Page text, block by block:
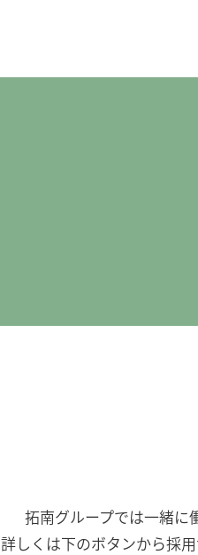
拓南グループでは一緒に
詳しくは下のボタンから採